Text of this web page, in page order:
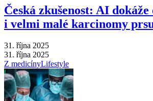
Česká zkušenost: AI
i velmi malé karcinomy
31. října 2025
31. října 2025
Z medicínyLifestyle